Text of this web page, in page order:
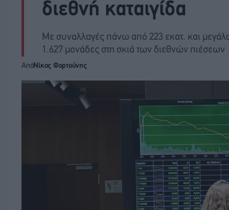
διεθνή καταιγίδα
Με συναλλαγές πάνω από 223 εκατ. και μεγάλο
1.627 μονάδες στη σκιά των διεθνών πιέσεων
ΑπόΝίκος Φορτούνης